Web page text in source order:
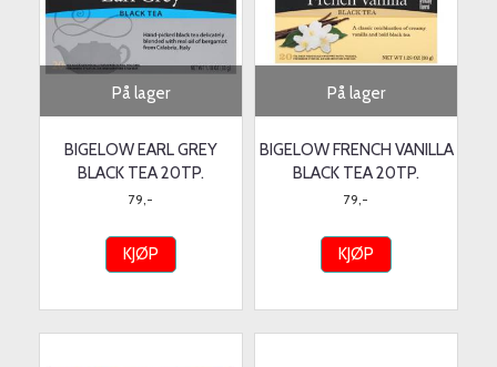
På lager
BIGELOW EARL GREY
BLACK TEA 20TP.
79,-
KJØP
På lager
BIGELOW FRENCH VANILLA
BLACK TEA 20TP.
79,-
KJØP